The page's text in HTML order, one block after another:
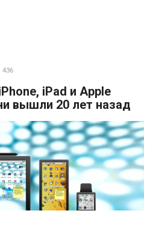
436
iPad и Apple
вышли 20 лет назад